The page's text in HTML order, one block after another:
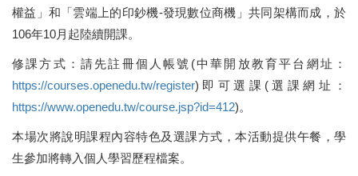
權益」和「雲端上的印鈔機-發現數位商機」共同架構而成，於
106年10月起陸續開課。
修課方式：請先註冊個人帳號(中華開放教育平台網址：
https://courses.openedu.tw/register)即可選課(選課網址：
https://www.openedu.tw/course.jsp?id=412)。
本場次將說明課程內容特色及選課方式，本活動提供午餐，學
生參加將轉入個人學習歷程檔案。